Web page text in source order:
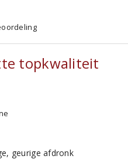
topkwaliteit
geurige afdronk